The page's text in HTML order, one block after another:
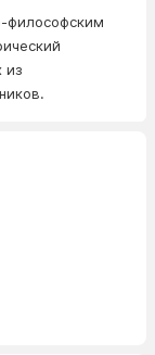
философским
из